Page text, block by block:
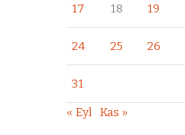
17 18 19
24 25 26
31
« Eyl Kas »